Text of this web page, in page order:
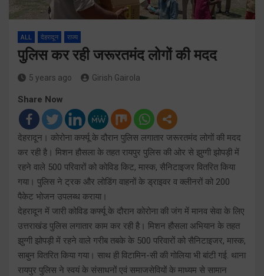
ALL देहरादून राज्य
पुलिस कर रही जरूरतमंद लोगों की मदद
5 years ago Girish Gairola
Share Now
देहरादून। कोरोना कर्फ्यू के दौरान पुलिस लगातार जरूरतमंद लोगों की मदद
कर रही है। मिशन हौसला के तहत रायपुर पुलिस की ओर से झुग्गी झोपड़ी में
रहने वाले 500 परिवारों को कोविड किट, मास्क, सैनिटाइजर वितरित किया
गया। पुलिस ने ट्रक और लोडिंग वाहनों के ड्राइवर व क्लीनरों को 200
पैकेट भोजन उपलब्ध कराया।
देहरादून में जारी कोविड कर्फ्यू के दौरान कोरोना की जंग में मानव सेवा के लिए
उत्तराखंड पुलिस लगातार काम कर रही है। मिशन हौसला अभियान के तहत
झुग्गी झोपड़ी में रहने वाले गरीब तबके के 500 परिवारों को सैनिटाइजर, मास्क,
साबुन वितरित किया गया। साथ ही विटामिन-सी की गोलिया भी बांटी गई. थाना
रायपुर पुलिस ने स्वयं के संसाधनों एवं समाजसेवियों के माध्यम से सामान